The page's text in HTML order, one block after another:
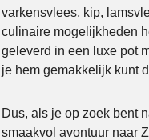
varkensvlees, kip,
culinaire mogelijkheden
geleverd in een luxe pot
je hem gemakkelijk kunt
Dus, als je op zoek bent
smaakvol avontuur naar